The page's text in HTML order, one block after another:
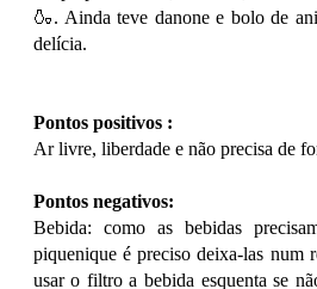
🍶. Ainda teve danone e bolo de
delícia.
Pontos positivos :
Ar livre, liberdade e não precisa de
Pontos negativos:
Bebida: como as bebidas
piquenique é preciso deixa-las num
usar o filtro a bebida esquenta se